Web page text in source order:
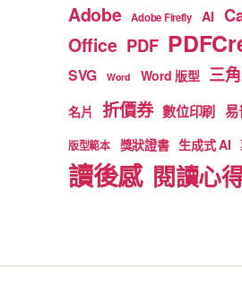
Adobe Adobe Firefly AI
Office PDF
SVG Word Word 版型 三
名片 折價券 數位印刷 易
版型範本 獎狀證書 生成式 AI
讀後感 閱讀心